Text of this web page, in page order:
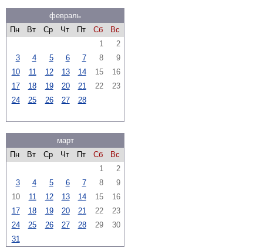
февраль
Пн
Вт Ср Чт Пт Сб
Вс
1
2
3
4 5 6 7 8
9
10
11 12 13 14 15
16
17
18 19 20 21 22
23
24
25 26 27 28
март
Пн
Вт Ср Чт Пт Сб
Вс
1
2
3
4 5 6 7 8
9
10
11 12 13 14 15
16
17
18 19 20 21 22
23
24
25 26 27 28 29
30
31